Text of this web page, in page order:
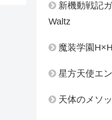
新機動戦記
Waltz
魔装学園
星方天使エ
天体のメソ